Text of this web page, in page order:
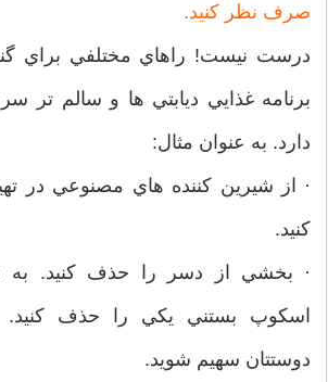
صرف نظر كنيد.
درست نيست! راهاي مختلفي براي
برنامه غذايي ديابتي ها و سالم تر
دارد. به عنوان مثال:
· از شيرين كننده هاي مصنوعي در
كنيد.
اسكوپ بستني يكي را حذف كنيد.
دوستتان سهيم شويد.